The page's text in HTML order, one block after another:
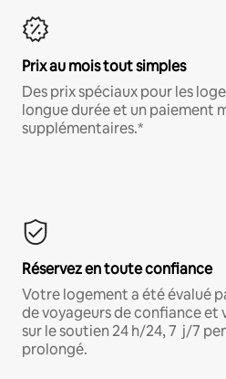
Prix au mois tout simples
Des prix spéciaux pour les
longue durée et un paiement
supplémentaires.*
Réservez en toute confiance
Votre logement a été évalué
de voyageurs de confiance et
sur le soutien 24 h/24, 7 j/7
prolongé.